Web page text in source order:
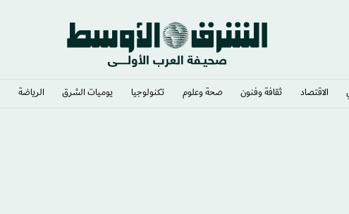
الاقتصاد ثقافة وفنون صحة وعلوم تكنولوجيا يوميات الشرق​ الرياضة